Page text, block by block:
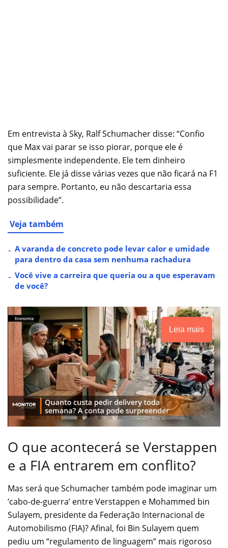
Em entrevista à Sky, Ralf Schumacher disse: “Confio
que Max vai parar se isso piorar, porque ele é
simplesmente independente. Ele tem dinheiro
suficiente. Ele já disse várias vezes que não ficará na F1
para sempre. Portanto, eu não descartaria essa
possibilidade”.
Veja também
A varanda de concreto pode levar calor e umidade
para dentro da casa sem nenhuma rachadura
Você vive a carreira que queria ou a que esperavam
de você?
Leia mais
O que acontecerá se Verstappen
e a FIA entrarem em conflito?
Mas será que Schumacher também pode imaginar um
‘cabo-de-guerra’ entre Verstappen e Mohammed bin
Sulayem, presidente da Federação Internacional de
Automobilismo (FIA)? Afinal, foi Bin Sulayem quem
pediu um “regulamento de linguagem” mais rigoroso